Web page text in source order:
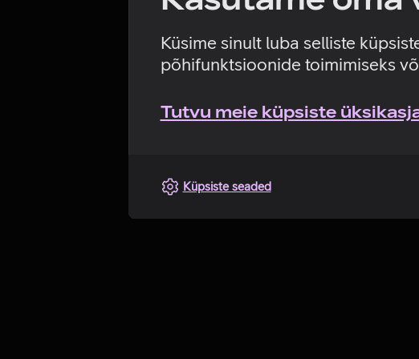
Küsime sinult luba selliste
põhifunktsioonide toimimiseks
Tutvu meie küpsiste
Küpsiste seaded